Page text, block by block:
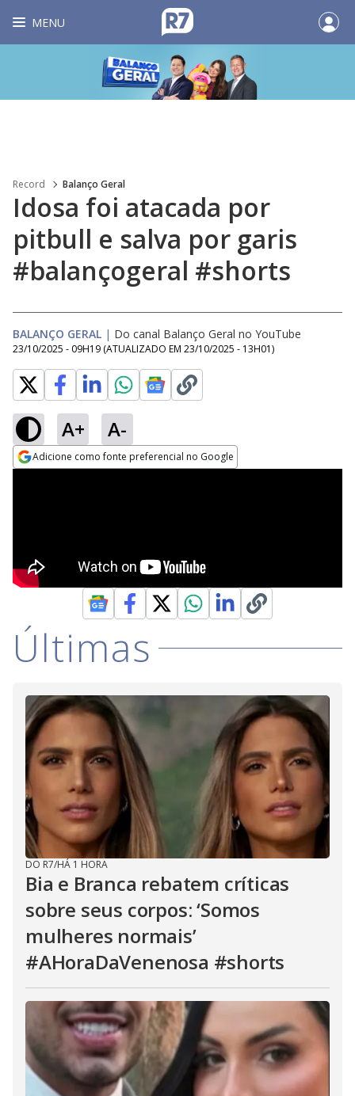
MENU
Record Balanço Geral
Idosa foi atacada por
pitbull e salva por garis
#balançogeral #shorts
BALANÇO GERAL | Do canal Balanço Geral no YouTube
23/10/2025 - 09H19 (ATUALIZADO EM 23/10/2025 - 13H01)
A+ A-
Adicione como fonte preferencial no Google
Últimas
DO R7/HÁ 1 HORA
Bia e Branca rebatem críticas
sobre seus corpos: ‘Somos
mulheres normais’
#AHoraDaVenenosa #shorts